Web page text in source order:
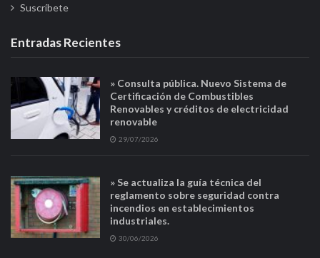
Suscríbete
Entradas Recientes
» Consulta pública. Nuevo Sistema de
Certificación de Combustibles
Renovables y créditos de electricidad
renovable
29/07/2026
» Se actualiza la guía técnica del
reglamento sobre seguridad contra
incendios en establecimientos
industriales.
30/06/2026